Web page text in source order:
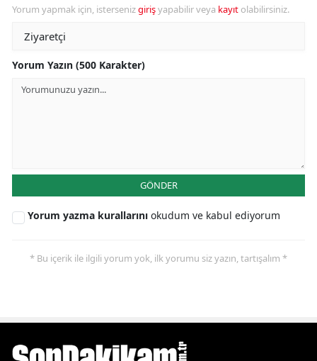
Yorum yapmak için, istersenizgirişyapabilir veya kayıt olabilirsiniz.
Yorum Yazın (500 Karakter)
GÖNDER
Yorum yazma kurallarını okudum ve kabul ediyorum
* Bu içerik ile ilgili yorum yok, ilk yorumu siz yazın, tartışalım *